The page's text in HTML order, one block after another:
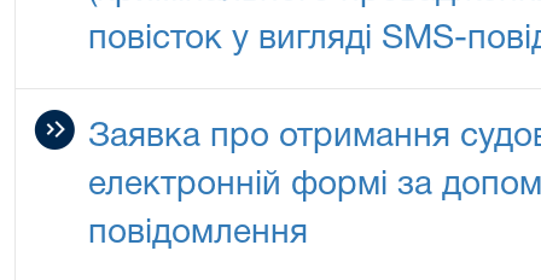
повісток у вигляді SMS-
Заявка про отримання
електронній формі за
повідомлення